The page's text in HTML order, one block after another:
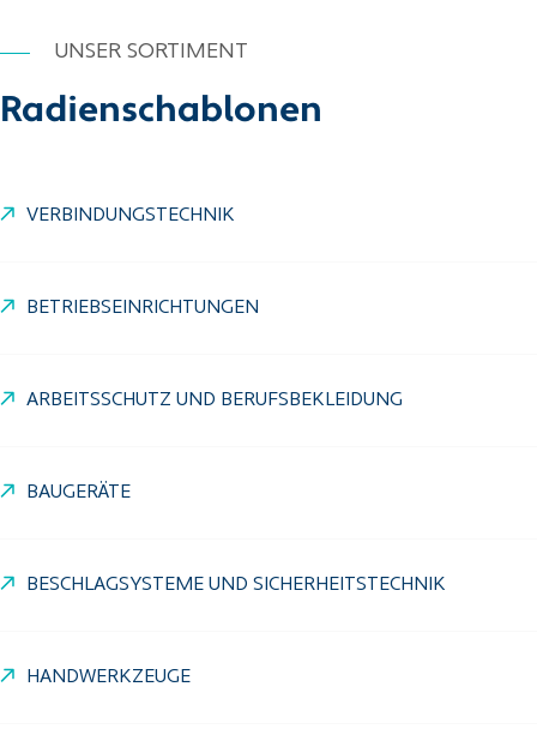
UNSER SORTIMENT
Radienschablonen
VERBINDUNGSTECHNIK
BETRIEBSEINRICHTUNGEN
ARBEITSSCHUTZ UND BERUFSBEKLEIDUNG
BAUGERÄTE
BESCHLAGSYSTEME UND SICHERHEITSTECHNIK
HANDWERKZEUGE